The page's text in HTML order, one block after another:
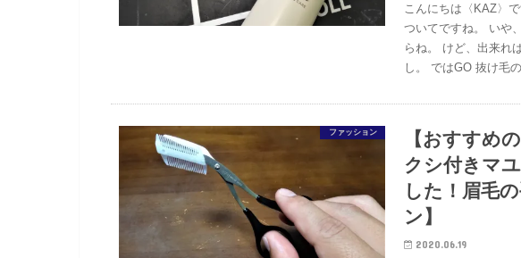
こんにちは〈KAZ〉
ついてですね。 いや
らね。 けど、出来れ
し。 ではGO 抜け毛
ファッション
【おすすめ
クシ付きマ
した！眉毛
ン】
2020.06.19